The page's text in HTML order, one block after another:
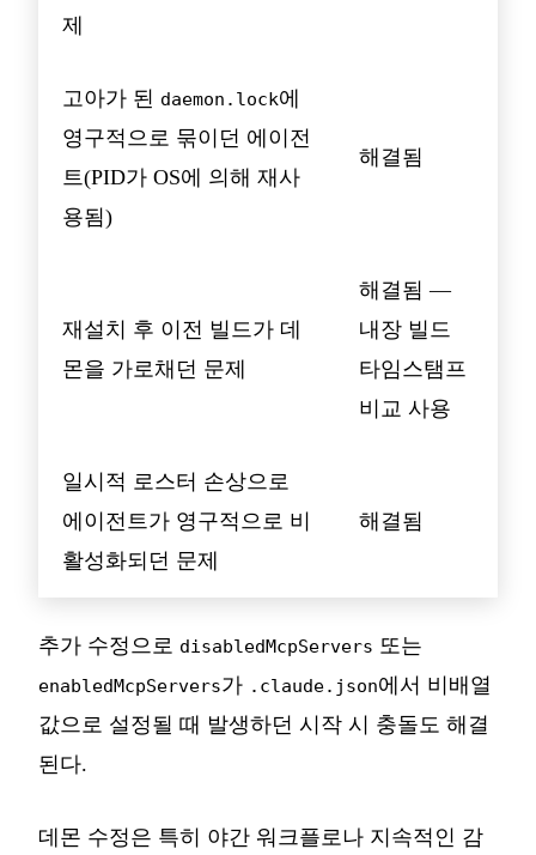
제
고아가 된 daemon.lock에
영구적으로 묶이던 에이전
트(PID가 OS에 의해 재사
용됨)
해결됨
재설치 후 이전 빌드가 데
몬을 가로채던 문제
해결됨 —
내장 빌드
타임스탬프
비교 사용
일시적 로스터 손상으로
에이전트가 영구적으로 비
활성화되던 문제
해결됨
추가 수정으로 disabledMcpServers 또는
enabledMcpServers가 .claude.json에서 비배열
값으로 설정될 때 발생하던 시작 시 충돌도 해결
된다.
데몬 수정은 특히 야간 워크플로나 지속적인 감